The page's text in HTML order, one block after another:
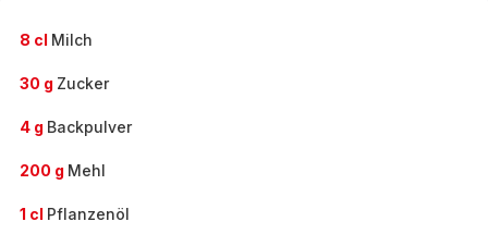
8 cl Milch
30 g Zucker
4 g Backpulver
200 g Mehl
1 cl Pflanzenöl